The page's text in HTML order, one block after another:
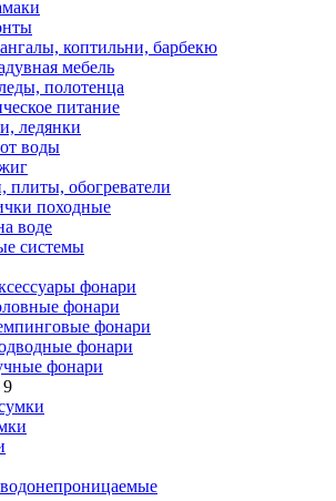
коптильни, барбекю
мебель
полотенца
питание
ледянки
воды
плиты, обогреватели
походные
воде
системы
фонари
фонари
фонари
фонари
фонари